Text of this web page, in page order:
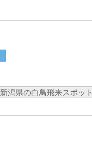
新潟県の白鳥飛来スポット